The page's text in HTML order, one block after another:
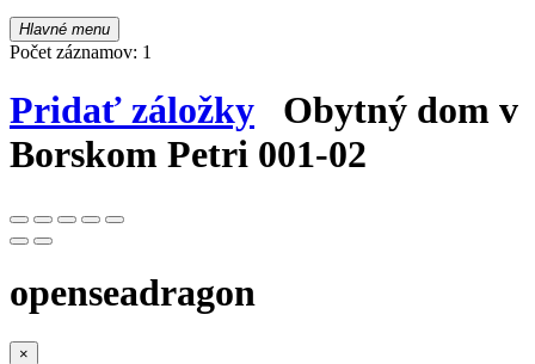
Hlavné menu
Počet záznamov: 1
Pridať záložky Obytný dom v
Borskom Petri 001-02
openseadragon
×